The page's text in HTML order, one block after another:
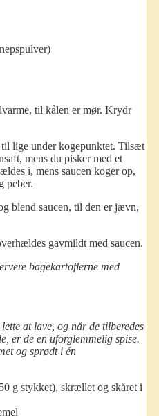
til kålen er mør. Krydr
lige under kogepunktet. Tilsæt
mens du pisker med et
i, mens saucen koger op,
peber.
blend saucen, til den er jævn,
gavmildt med saucen.
bagekartoflerne med
at lave, og når de tilberedes
er de en uforglemmelig spise.
og sprødt i én
g stykket), skrællet og skåret i